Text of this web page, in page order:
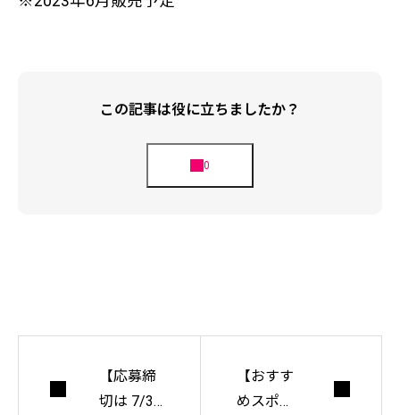
この記事は役に立ちましたか？
【応募締
切は 7/31
【おすす
めスポッ